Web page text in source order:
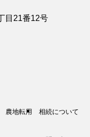
目21番12号
農地転用 相続について